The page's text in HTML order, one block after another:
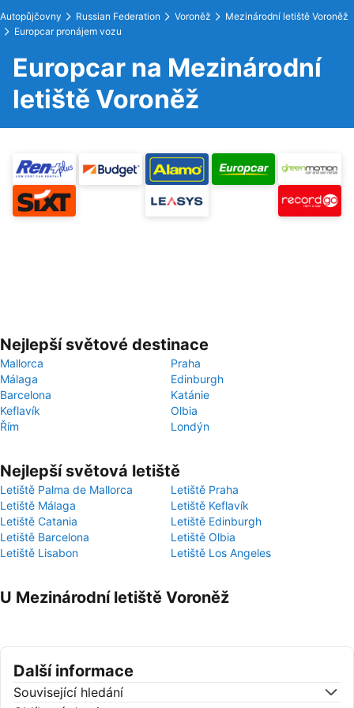
Autopůjčovny Russian Federation Voroněž
Mezinárodní letiště Voroněž
Europcar pronájem vozu
Europcar na Mezinárodní
letiště Voroněž
Nejlepší světové destinace
Mallorca
Praha
Málaga
Edinburgh
Barcelona
Katánie
Keflavík
Olbia
Řím
Londýn
Nejlepší světová letiště
Letiště Palma de Mallorca
Letiště Praha
Letiště Málaga
Letiště Keflavík
Letiště Catania
Letiště Edinburgh
Letiště Barcelona
Letiště Olbia
Letiště Lisabon
Letiště Los Angeles
U Mezinárodní letiště Voroněž
Další informace
Související hledání